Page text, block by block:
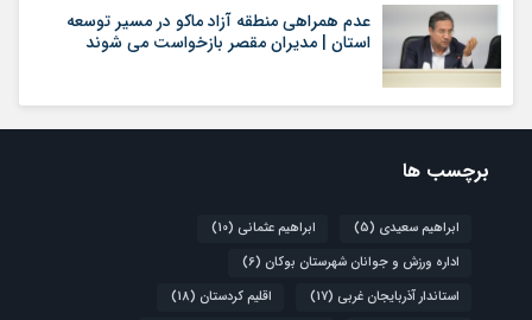
عدم همراهی منطقه آزاد ماکو در مسیر توسعه
استان | مدیران مقصر بازخواست می شوند
برچسب ها
ابراهیم سعیدی (5) ابراهیم عثمانی (10)
اداره ورزش و جوانان شهرستان بوکان (6)
استاندار آذربایجان غربی (17) اقلیم کردستان (18)